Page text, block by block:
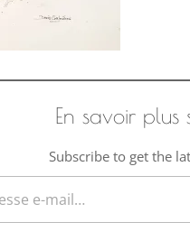
En savoir plus
Subscribe to get the